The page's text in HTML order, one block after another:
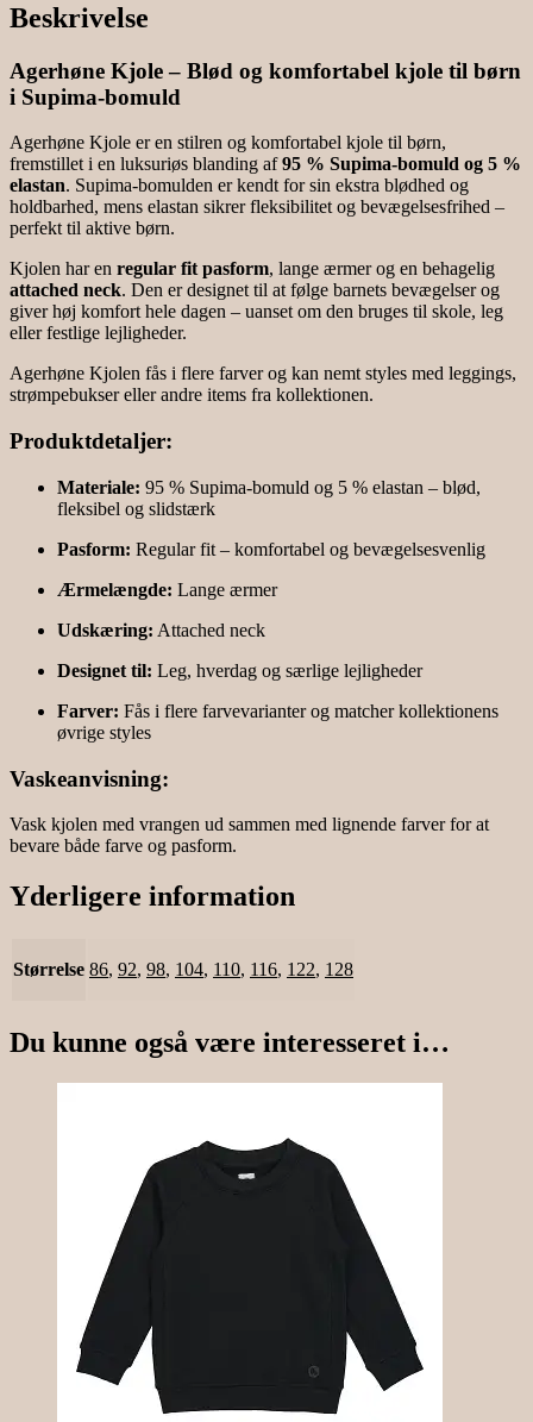
Beskrivelse
Agerhøne Kjole – Blød og komfortabel kjole til børn
i Supima-bomuld
Agerhøne Kjole er en stilren og komfortabel kjole til børn,
fremstillet i en luksuriøs blanding af95 % Supima-bomuld og 5 %
elastan. Supima-bomulden er kendt for sin ekstra blødhed og
holdbarhed, mens elastan sikrer fleksibilitet og bevægelsesfrihed –
perfekt til aktive børn.
Kjolen har en regular fit pasform, lange ærmer og en behagelig
attached neck. Den er designet til at følge barnets bevægelser og
giver høj komfort hele dagen – uanset om den bruges til skole, leg
eller festlige lejligheder.
Agerhøne Kjolen fås i flere farver og kan nemt styles med leggings,
strømpebukser eller andre items fra kollektionen.
Produktdetaljer:
Materiale: 95 % Supima-bomuld og 5 % elastan – blød,
fleksibel og slidstærk
Pasform: Regular fit – komfortabel og bevægelsesvenlig
Ærmelængde: Lange ærmer
Udskæring: Attached neck
Designet til: Leg, hverdag og særlige lejligheder
Farver: Fås i flere farvevarianter og matcher kollektionens
øvrige styles
Vaskeanvisning:
Vask kjolen med vrangen ud sammen med lignende farver for at
bevare både farve og pasform.
Yderligere information
Størrelse 86, 92, 98, 104, 110, 116, 122, 128
Du kunne også være interesseret i…